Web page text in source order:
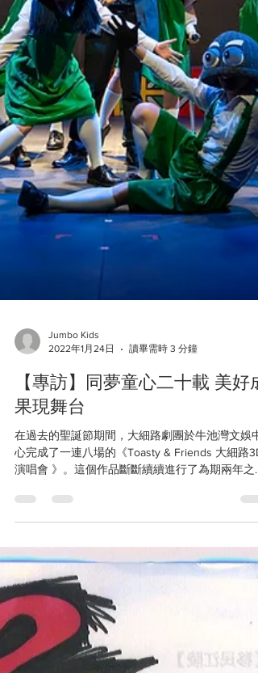
2022年1月24日
讀畢需時 3 分鐘
【專訪】同夢童心二十載 美好成
果現舞台
在過去的聖誕節期間，大細路劇團於牛池灣文娛中
心完成了一連八場的《Toasty & Friends 大細路3D
演唱會 》。這個作品斷斷續續進行了為期兩年之
了這個訪談，希望藉以與觀眾分享演後...